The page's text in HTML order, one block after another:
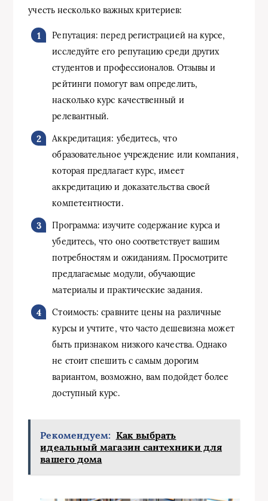
учесть несколько важных критериев:
Репутация: перед регистрацией на курсе,
исследуйте его репутацию среди других
студентов и профессионалов. Отзывы и
рейтинги помогут вам определить,
насколько курс качественный и
релевантный.
Аккредитация: убедитесь, что
образовательное учреждение или компания,
которая предлагает курс, имеет
аккредитацию и доказательства своей
компетентности.
Программа: изучите содержание курса и
убедитесь, что оно соответствует вашим
потребностям и ожиданиям. Просмотрите
предлагаемые модули, обучающие
материалы и практические задания.
Стоимость: сравните цены на различные
курсы и учтите, что часто дешевизна может
быть признаком низкого качества. Однако
не стоит спешить с самым дорогим
вариантом, возможно, вам подойдет более
доступный курс.
Рекомендуем: Как выбрать
идеальный магазин сантехники для
вашего дома